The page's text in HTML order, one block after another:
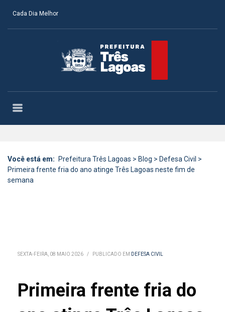
Cada Dia Melhor
Você está em: Prefeitura Três Lagoas > Blog > Defesa Civil >
Primeira frente fria do ano atinge Três Lagoas neste fim de
semana
SEXTA-FEIRA, 08 MAIO 2026 / PUBLICADO EM DEFESA CIVIL
Primeira frente fria do